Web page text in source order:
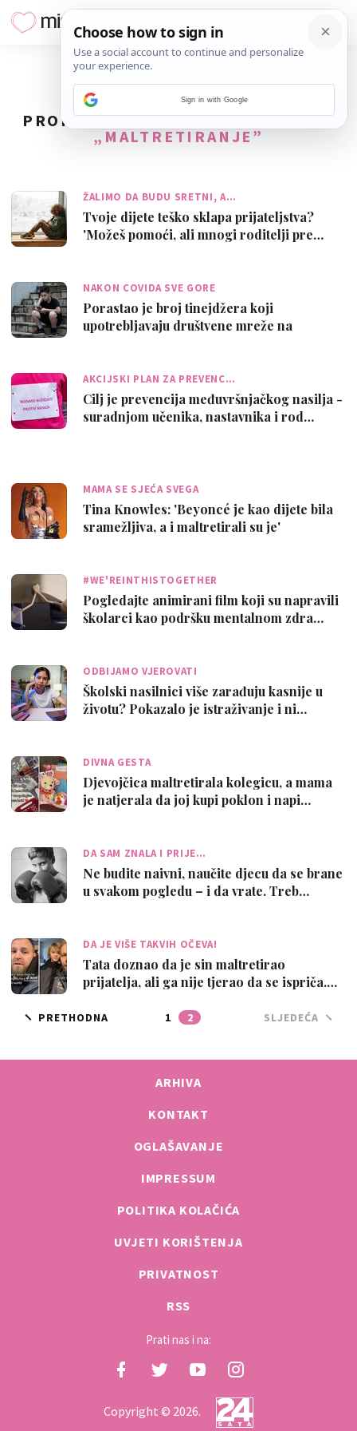
PRONAĐENO23REZULTATA ZA TAG
„MALTRETIRANJE”
ŽALIMO DA BUDU SRETNI, A…
Tvoje dijete teško sklapa prijateljstva?
'Možeš pomoći, ali mnogi roditelji pre…
NAKON COVIDA SVE GORE
Porastao je broj tinejdžera koji
upotrebljavaju društvene mreže na
AKCIJSKI PLAN ZA PREVENC…
Cilj je prevencija međuvršnjačkog nasilja -
suradnjom učenika, nastavnika i rod…
MAMA SE SJEĆA SVEGA
Tina Knowles: 'Beyoncé je kao dijete bila
sramežljiva, a i maltretirali su je'
#WE'REINTHISTOGETHER
Pogledajte animirani film koji su napravili
školarci kao podršku mentalnom zdra…
ODBIJAMO VJEROVATI
Školski nasilnici više zarađuju kasnije u
životu? Pokazalo je istraživanje i ni…
DIVNA GESTA
Djevojčica maltretirala kolegicu, a mama
je natjerala da joj kupi poklon i napi…
DA SAM ZNALA I PRIJE…
Ne budite naivni, naučite djecu da se brane
u svakom pogledu – i da vrate. Treb…
DA JE VIŠE TAKVIH OČEVA!
Tata doznao da je sin maltretirao
prijatelja, ali ga nije tjerao da se ispriča.…
PRETHODNA 1 2 SLJEDEĆA
ARHIVA
KONTAKT
OGLAŠAVANJE
IMPRESSUM
POLITIKA KOLAČIĆA
UVJETI KORIŠTENJA
PRIVATNOST
RSS
Prati nas i na:
Copyright © 2026.
Sign in with Google